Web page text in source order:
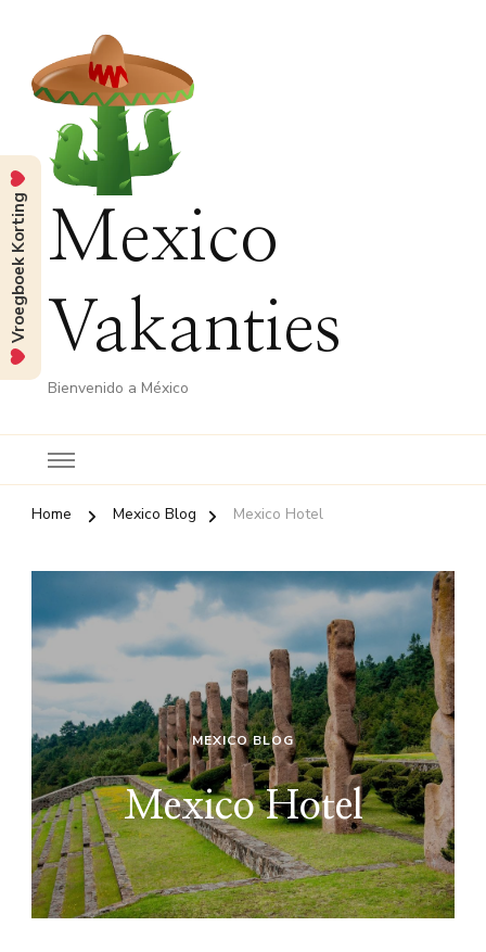
Mexico
Vakanties
Bienvenido a México
Home Mexico Blog Mexico Hotel
MEXICO BLOG
Mexico Hotel
Vroegboek Korting